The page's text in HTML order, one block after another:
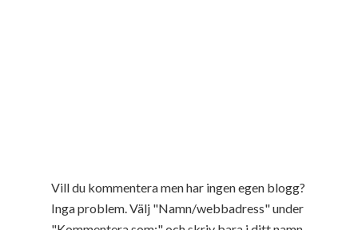
Vill du kommentera men har ingen egen blogg?
Inga problem. Välj "Namn/webbadress" under